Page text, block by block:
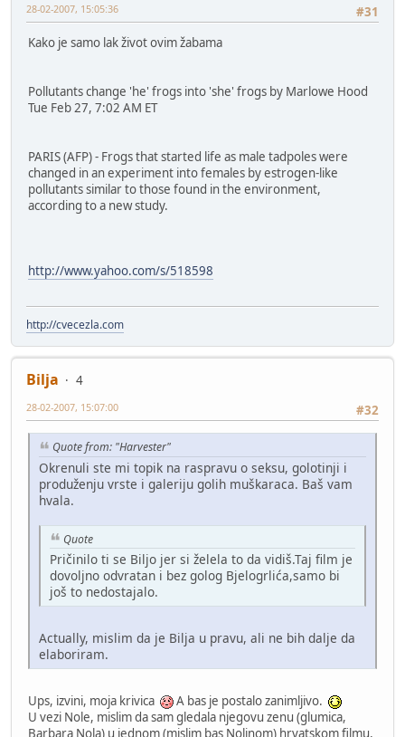
#31
28-02-2007, 15:05:36
Kako je samo lak život ovim žabama
Pollutants change 'he' frogs into 'she' frogs by Marlowe Hood
Tue Feb 27, 7:02 AM ET
PARIS (AFP) - Frogs that started life as male tadpoles were
changed in an experiment into females by estrogen-like
pollutants similar to those found in the environment,
according to a new study.
http://www.yahoo.com/s/518598
http://cvecezla.com
Bilja
4
#32
28-02-2007, 15:07:00
Quote from: "Harvester"
Okrenuli ste mi topik na raspravu o seksu, golotinji i
produženju vrste i galeriju golih muškaraca. Baš vam
hvala.
Quote
Pričinilo ti se Biljo jer si želela to da vidiš.Taj film je
dovoljno odvratan i bez golog Bjelogrlića,samo bi
još to nedostajalo.
Actually, mislim da je Bilja u pravu, ali ne bih dalje da
elaboriram.
Ups, izvini, moja krivica
A bas je postalo zanimljivo.
U vezi Nole, mislim da sam gledala njegovu zenu (glumica,
Barbara Nola) u jednom (mislim bas Nolinom) hrvatskom filmu,